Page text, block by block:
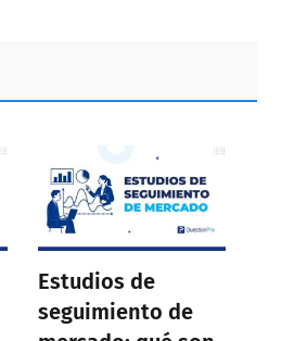
Estudios de
seguimiento de